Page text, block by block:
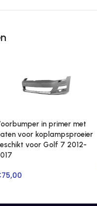
in primer met
voor koplampsproeier
voor Golf 7 2012-
75,00